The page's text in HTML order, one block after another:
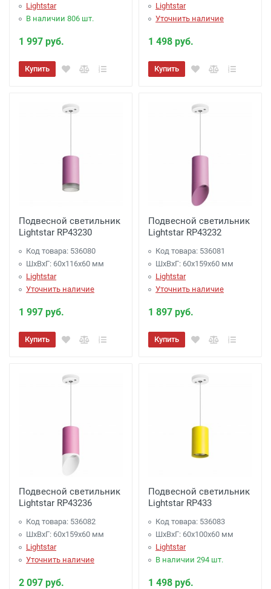
Lightstar
В наличии 806 шт.
1 997 руб.
Купить
Lightstar
Уточнить наличие
1 498 руб.
Купить
Подвесной светильник
Lightstar RP43230
Код товара: 536080
ШхВхГ: 60x116x60 мм
Lightstar
Уточнить наличие
1 997 руб.
Купить
Подвесной светильник
Lightstar RP43232
Код товара: 536081
ШхВхГ: 60x159x60 мм
Lightstar
Уточнить наличие
1 897 руб.
Купить
Подвесной светильник
Lightstar RP43236
Код товара: 536082
ШхВхГ: 60x159x60 мм
Lightstar
Уточнить наличие
2 097 руб.
Подвесной светильник
Lightstar RP433
Код товара: 536083
ШхВхГ: 60x100x60 мм
Lightstar
В наличии 294 шт.
1 498 руб.